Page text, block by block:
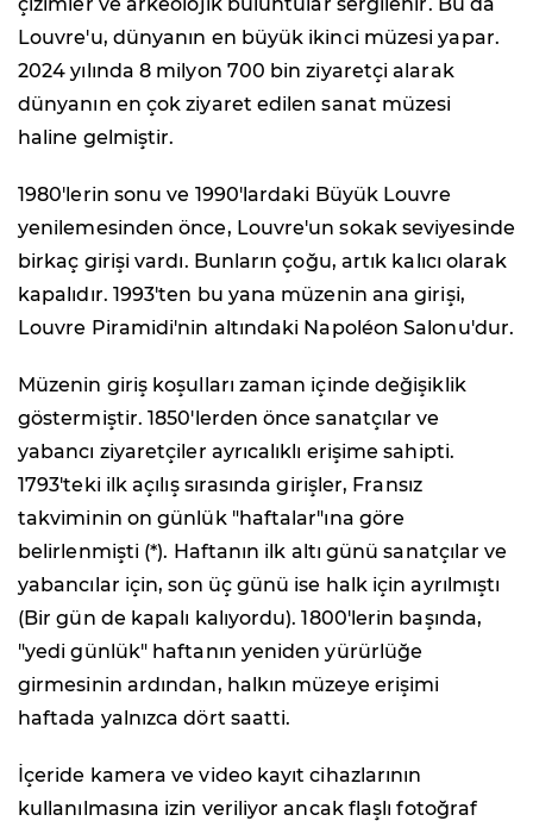
Louvre'u, dünyanın en büyük ikinci müzesi yapar.
2024 yılında 8 milyon 700 bin ziyaretçi alarak
dünyanın en çok ziyaret edilen sanat müzesi
haline gelmiştir.
1980'lerin sonu ve 1990'lardaki Büyük Louvre
yenilemesinden önce, Louvre'un sokak seviyesinde
birkaç girişi vardı. Bunların çoğu, artık kalıcı olarak
kapalıdır. 1993'ten bu yana müzenin ana girişi,
Louvre Piramidi'nin altındaki Napoléon Salonu'dur.
Müzenin giriş koşulları zaman içinde değişiklik
göstermiştir. 1850'lerden önce sanatçılar ve
yabancı ziyaretçiler ayrıcalıklı erişime sahipti.
1793'teki ilk açılış sırasında girişler, Fransız
takviminin on günlük "haftalar"ına göre
belirlenmişti (*). Haftanın ilk altı günü sanatçılar ve
yabancılar için, son üç günü ise halk için ayrılmıştı
(Bir gün de kapalı kalıyordu). 1800'lerin başında,
"yedi günlük" haftanın yeniden yürürlüğe
girmesinin ardından, halkın müzeye erişimi
haftada yalnızca dört saatti.
İçeride kamera ve video kayıt cihazlarının
kullanılmasına izin veriliyor ancak flaşlı fotoğraf